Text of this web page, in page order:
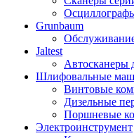
Grunbaum
Jaltest
Автосканеры
Шлифовальные
Винтовые
Дизельные
Поршневые
Электроинструмент